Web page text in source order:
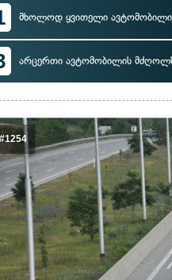
მხოლოდ ყვითელი
არცერთი ავტომობილის
#1254